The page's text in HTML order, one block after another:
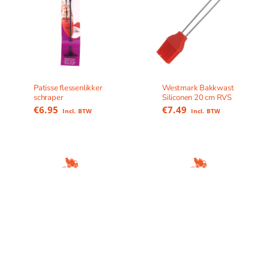
Patisse flessenlikker
schraper
€6.95 Incl. BTW
Westmark Bakkwast
Siliconen 20 cm RVS
€7.49 Incl. BTW